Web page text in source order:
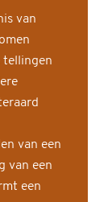
van
tellingen
van een
van een
een